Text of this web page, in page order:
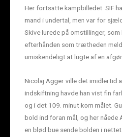
Her fortsatte kampbilledet. SIF
mand i undertal, men var for
Skive lurede på omstillinger,
efterhånden som trætheden
umiskendeligt at lugte af en
Nicolaj Agger ville det imidlertid
indskiftning havde han vist fin
og i det 109. minut kom målet.
bold ind foran mål, og her nåede
en blød bue sende bolden i